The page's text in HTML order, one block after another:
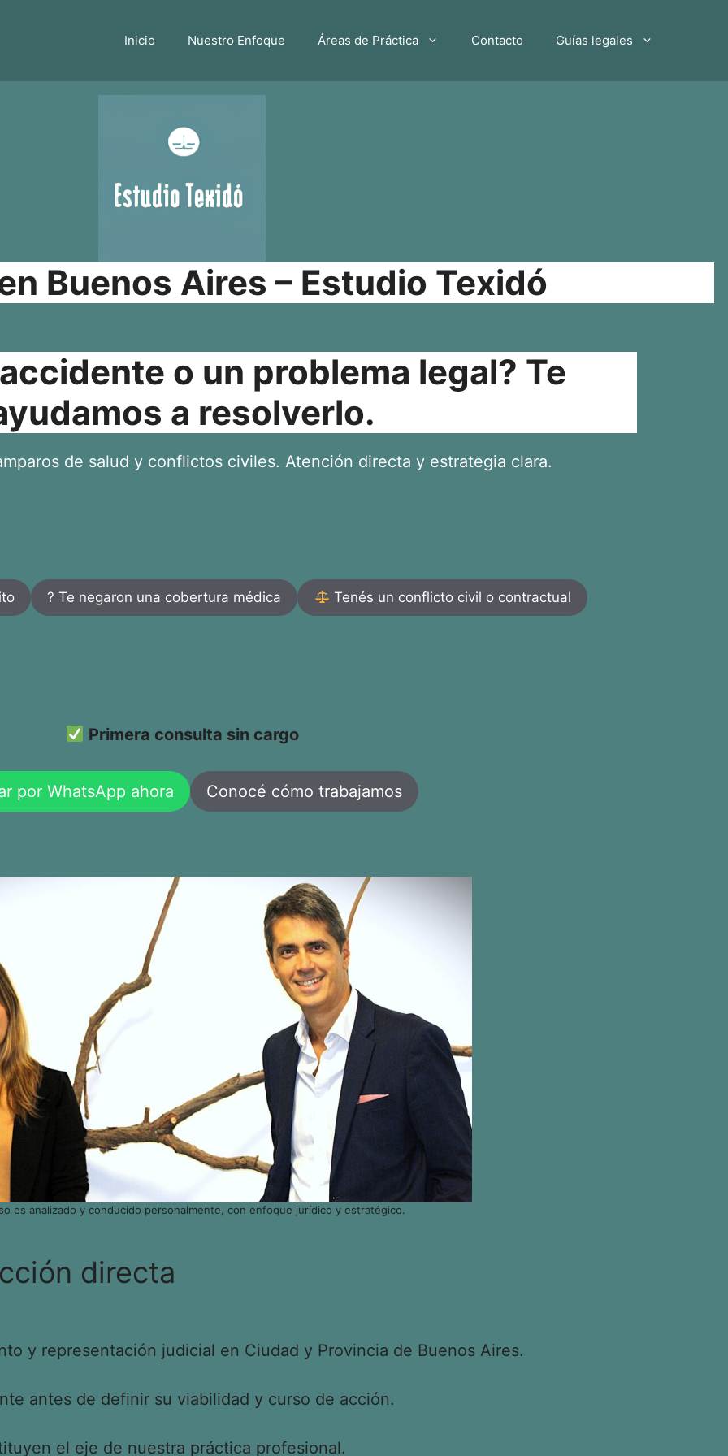
Inicio Nuestro Enfoque Áreas de Práctica Contacto Guías legales
Buenos Aires – Estudio Texidó
o un problema legal? Te
a resolverlo.
de salud y conflictos civiles. Atención directa y estrategia clara.
? Te negaron una cobertura médica Tenés un conflicto civil o contractual
Primera consulta sin cargo
por WhatsApp ahora Conocé cómo trabajamos
es analizado y conducido personalmente, con enfoque jurídico y estratégico.
directa
y representación judicial en Ciudad y Provincia de Buenos Aires.
antes de definir su viabilidad y curso de acción.
el eje de nuestra práctica profesional.